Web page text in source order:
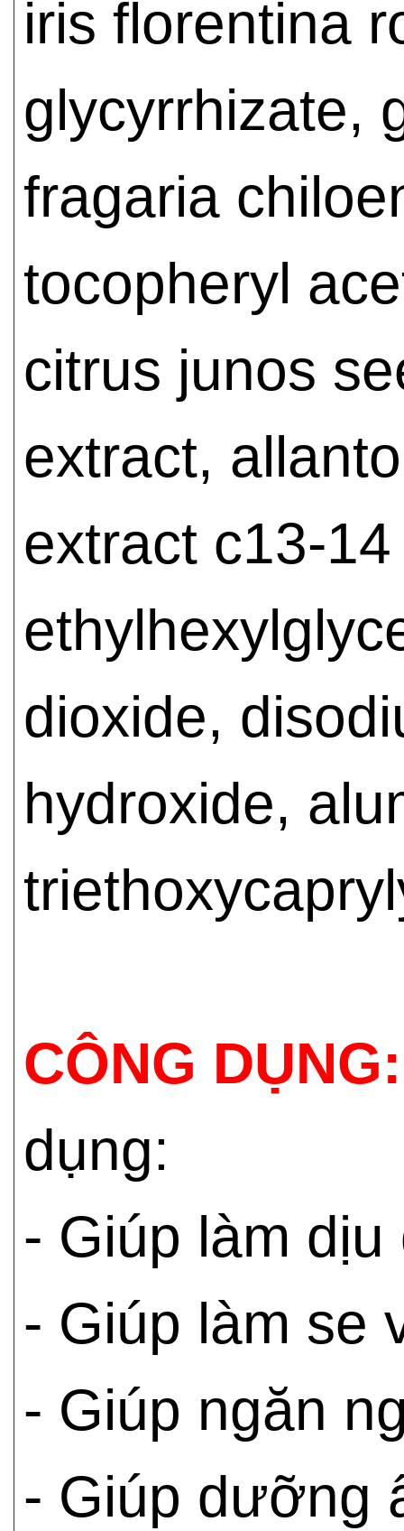
iris florentina
glycyrrhizate,
fragaria
tocopheryl
citrus junos
extract,
extract c13-
dioxide,
hydroxide,
CÔNG DỤNG:
dụng:
- Giúp làm dịu
- Giúp làm se
- Giúp ngăn
- Giúp dưỡng